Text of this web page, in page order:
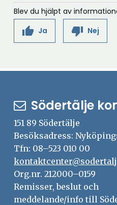
Blev du hjälpt av
thumb_up Ja thumb_down Nej
Södertälje
151 89 Södertälje
Besöksadress:
Tfn: 08–523 010 00
Org.nr. 212000–0159
Remisser, beslut och
meddelande/info till